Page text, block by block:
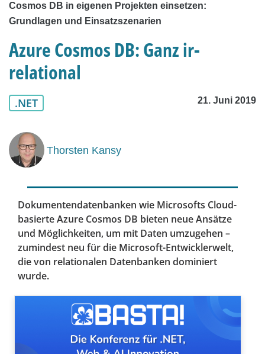
Cosmos DB in eigenen Projekten einsetzen:
Grundlagen und Einsatzszenarien
Azure Cosmos DB: Ganz ir-
relational
.NET 21. Juni 2019
Thorsten Kansy
Dokumentendatenbanken wie Microsofts Cloud-
basierte Azure Cosmos DB bieten neue Ansätze
und Möglichkeiten, um mit Daten umzugehen –
zumindest neu für die Microsoft-Entwicklerwelt,
die von relationalen Datenbanken dominiert
wurde.